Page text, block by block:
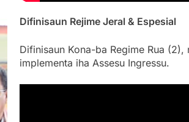
Difinisaun Rejime Jeral & Espesial
Difinisaun Kona-ba Regime Rua (2),
implementa iha Assesu Ingressu.